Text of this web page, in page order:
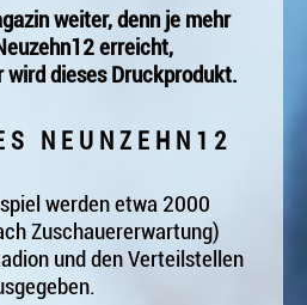
weiter, denn je mehr
erreicht,
wird dieses Druckprodukt.
NEUNZEHN12
werden etwa 2000
Zuschauererwartung)
und den Verteilstellen